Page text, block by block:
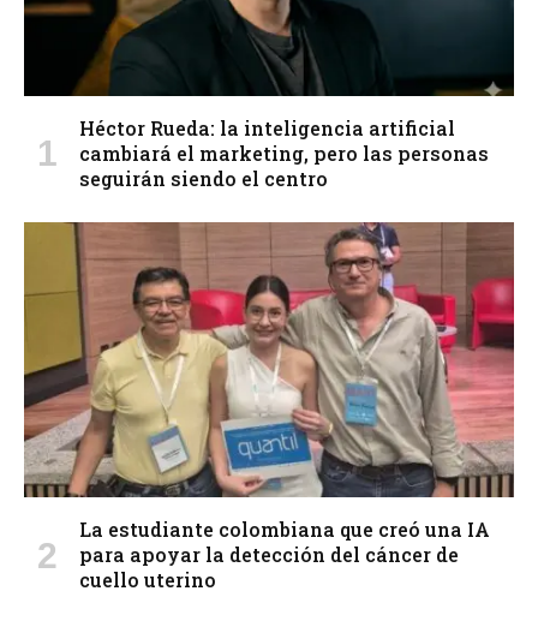
Héctor Rueda: la inteligencia artificial
cambiará el marketing, pero las personas
seguirán siendo el centro
La estudiante colombiana que creó una IA
para apoyar la detección del cáncer de
cuello uterino